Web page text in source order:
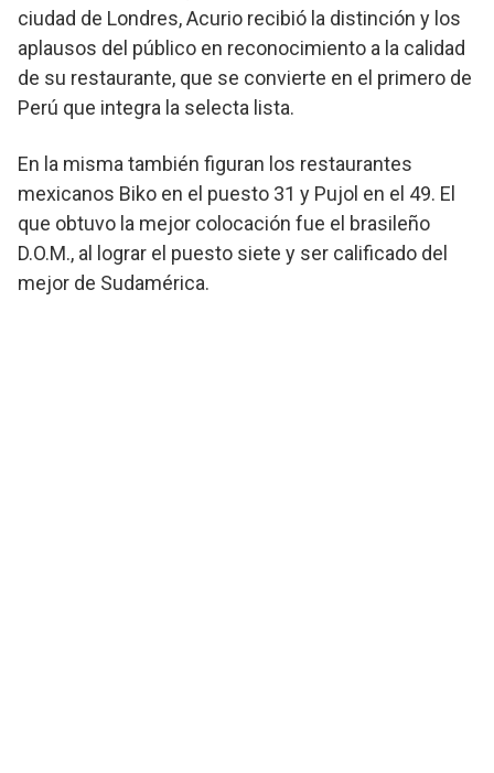
ciudad de Londres, Acurio recibió la distinción y los
aplausos del público en reconocimiento a la calidad
de su restaurante, que se convierte en el primero de
Perú que integra la selecta lista.
En la misma también figuran los restaurantes
mexicanos Biko en el puesto 31 y Pujol en el 49. El
que obtuvo la mejor colocación fue el brasileño
D.O.M., al lograr el puesto siete y ser calificado del
mejor de Sudamérica.